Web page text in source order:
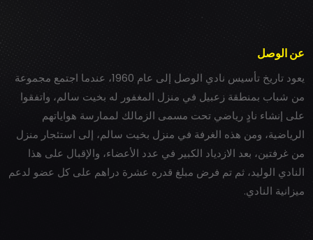
عن الوصل
يعود تاريخ تأسيس نادي الوصل إلى عام 1960، عندما اجتمع مجموعة
من شباب بمنطقة زعبيل في منزل المغفور له بخيت سالم، واتفقوا
على إنشاء نادٍ رياضي تحت مسمى الزمالك لممارسة هواياتهم
الرياضية، ومن هذه الغرفة في منزل بخيت سالم، إلى استئجار منزل
من غرفتين، بعد الازدياد الكبير في عدد الأعضاء، والإقبال على هذا
النادي الوليد، ثم تم فرض مبلغ قدره عشرة دراهم على كل عضو لدعم
ميزانية النادي.